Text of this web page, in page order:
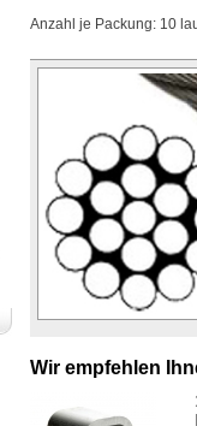
Anzahl je Packung: 10
Wir empfehlen